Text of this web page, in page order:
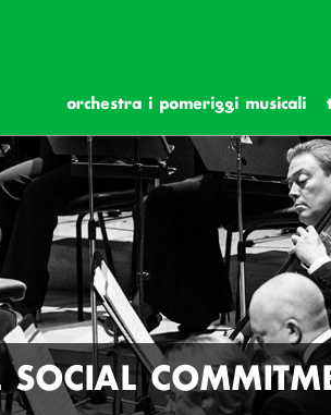
orchestra i pomeriggi musicali